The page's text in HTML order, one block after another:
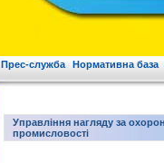
Прес-служба Нормативна база
Управління нагляду за
промисловості